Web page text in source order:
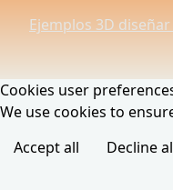
Ejemplos 3D
Cookies user
We use cookies to
Accept all
Decline